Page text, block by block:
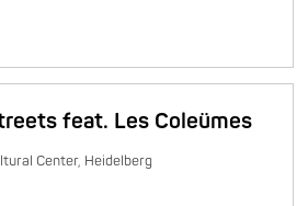
feat. Les Coleümes
Center, Heidelberg